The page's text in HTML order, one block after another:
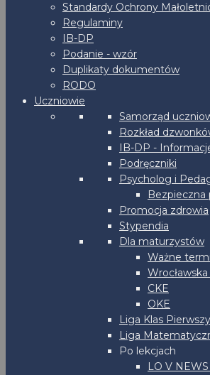
Standardy Ochrony
Regulaminy
IB-DP
Podanie - wzór
Duplikaty dokumentów
RODO
Uczniowie
Samorząd
Rozkład
IB-DP -
Podręczniki
Psycholog i
Bezpieczna
Promocja zdrowia
Stypendia
Dla maturzystów
Ważne
CKE
OKE
Liga Klas
Liga
Po lekcjach
LO V